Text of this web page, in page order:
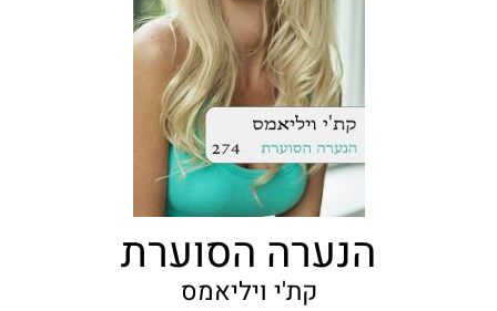
הנערה הסוערת
קת'י ויליאמס